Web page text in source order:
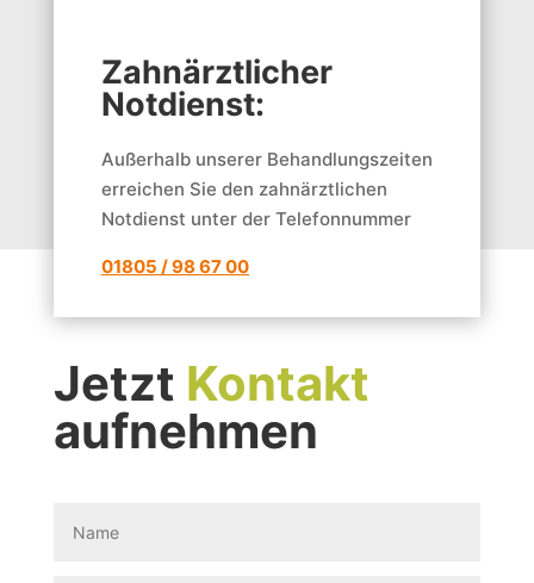
Zahn­ärztlicher
Notdienst:
Außerhalb unserer Behandlungszeiten
erreichen Sie den zahnärztlichen
Notdienst unter der Telefonnummer
01805 / 98 67 00
Jetzt Kontakt
aufnehmen